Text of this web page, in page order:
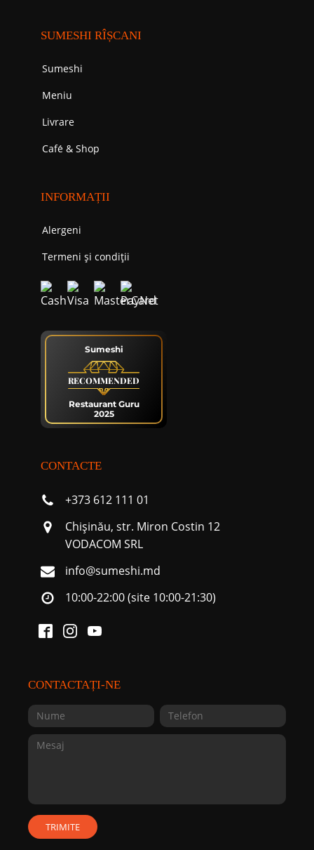
SUMESHI RÎȘCANI
Sumeshi
Meniu
Livrare
Cafе́ & Shop
INFORMAȚII
Alergeni
Termeni și condiții
Sumeshi
RECOMMENDED
Restaurant Guru
2025
CONTACTE
+373 612 111 01
Chişinău, str. Miron Costin 12
VODACOM SRL
info@sumeshi.md
10:00-22:00 (site 10:00-21:30)
CONTACTAȚI-NE